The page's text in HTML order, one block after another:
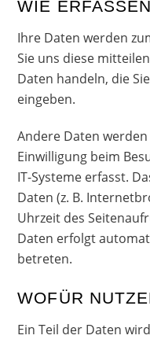
WIE
Ihre Daten werden
Sie uns diese
Daten handeln, die
eingeben.
Andere Daten
Einwilligung beim
IT-Systeme erfasst.
Daten (z. B.
Uhrzeit des
Daten erfolgt
betreten.
WOFÜR
Ein Teil der Daten